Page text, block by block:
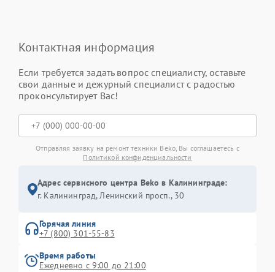
Контактная информация
Если требуется задать вопрос специалисту, оставьте
свои данные и дежурный специалист с радостью
проконсультирует Вас!
Отправляя заявку на ремонт техники Beko, Вы соглашаетесь с
Политикой конфиденциальности
Адрес сервисного центра Beko в Калининграде:
г. Калининград, Ленинский просп., 30
Горячая линия
+7 (800) 301-55-83
Время работы
Ежедневно с 9:00 до 21:00